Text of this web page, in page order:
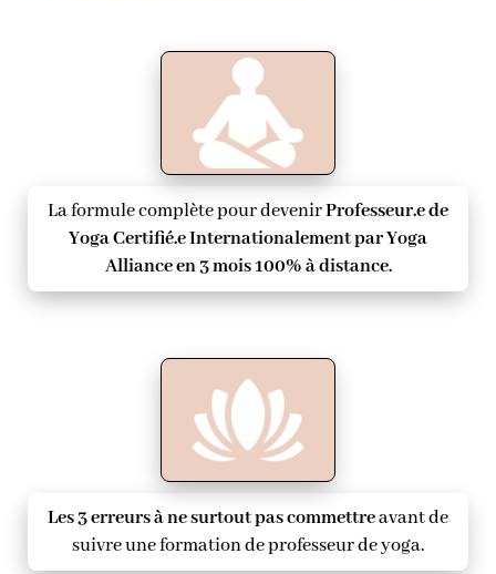
La formule complète pour devenirProfesseur.e de
Yoga Certifié.e Internationalement par Yoga
Alliance en 3 mois 100% à distance.
Les 3 erreurs à ne surtout pas commettreavant de
suivre une formation de professeur de yoga.